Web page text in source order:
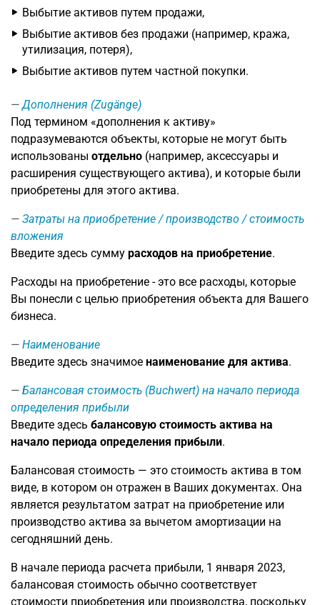
Выбытие активов путем продажи,
Выбытие активов без продажи (например, кража,
утилизация, потеря),
Выбытие активов путем частной покупки.
Дополнения (Zugänge)
Под термином «дополнения к активу»
подразумеваются объекты, которые не могут быть
использованы отдельно (например, аксессуары и
расширения существующего актива), и которые были
приобретены для этого актива.
Затраты на приобретение / производство / стоимость
вложения
Введите здесь сумму расходов на приобретение.
Расходы на приобретение - это все расходы, которые
Вы понесли с целью приобретения объекта для Вашего
бизнеса.
Наименование
Введите здесь значимое наименование для актива.
Балансовая стоимость (Buchwert) на начало периода
определения прибыли
Введите здесь балансовую стоимость актива на
начало периода определения прибыли.
Балансовая стоимость — это стоимость актива в том
виде, в котором он отражен в Ваших документах. Она
является результатом затрат на приобретение или
производство актива за вычетом амортизации на
сегодняшний день.
В начале периода расчета прибыли, 1 января 2023,
балансовая стоимость обычно соответствует
стоимости приобретения или производства, поскольку